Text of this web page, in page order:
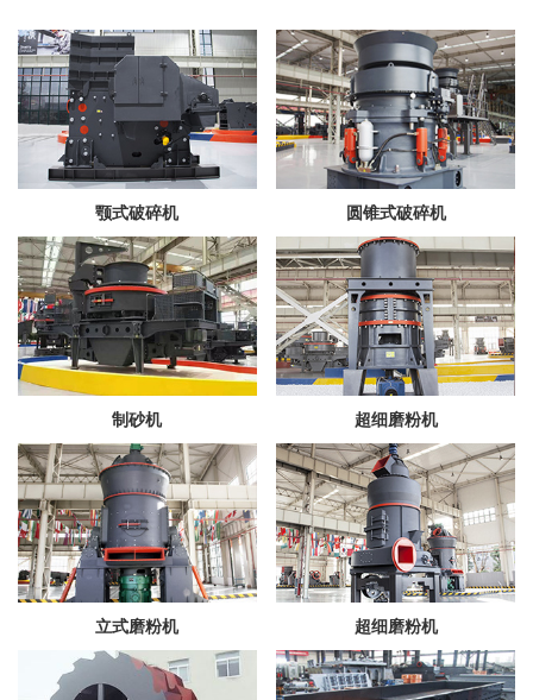
颚式破碎机 圆锥式破碎机
制砂机 超细磨粉机
立式磨粉机 超细磨粉机